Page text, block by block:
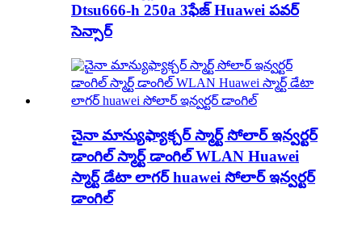
Dtsu666-h 250a 3ఫేజ్ Huawei పవర్
సెన్సార్
చైనా మాన్యుఫ్యాక్చర్ స్మార్ట్ సోలార్ ఇన్వర్టర్
డాంగిల్ స్మార్ట్ డాంగిల్ WLAN Huawei
స్మార్ట్ డేటా లాగర్ huawei సోలార్ ఇన్వర్టర్
డాంగిల్